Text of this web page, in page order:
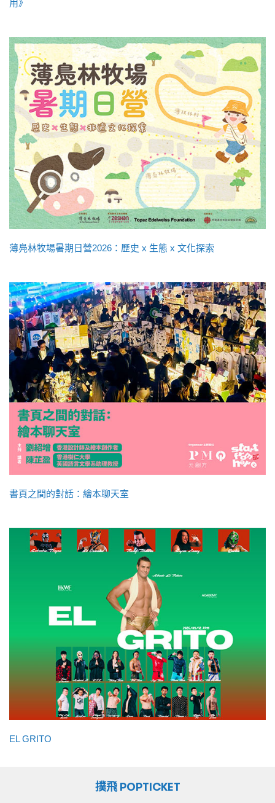
用》
薄鳧林牧場暑期日營2026：歷史 x 生態 x 文化探索
書頁之間的對話：繪本聊天室
EL GRITO
撲飛 POPTICKET